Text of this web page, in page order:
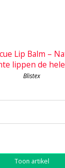
Lip Balm –
lippen de
Blistex
Toon artikel